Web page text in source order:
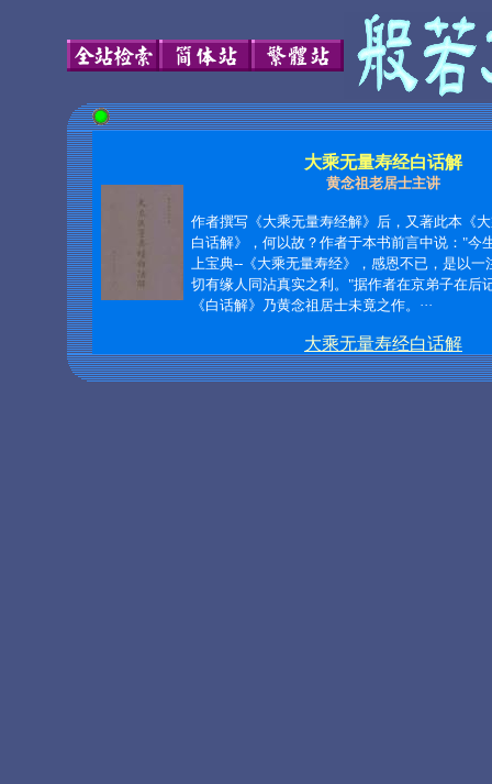
大乘无量寿经白话解
黄念祖老居士主讲
作者撰写《大乘无量寿经解》后，又著此本《
白话解》，何以故？作者于本书前言中说："今
上宝典--《大乘无量寿经》，感恩不已，是以一
切有缘人同沾真实之利。"据作者在京弟子在后
《白话解》乃黄念祖居士未竟之作。···
大乘无量寿经白话解